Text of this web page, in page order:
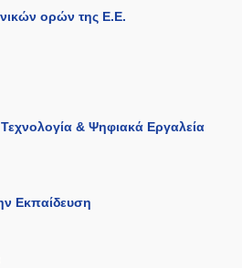
ορών της Ε.Ε.
& Ψηφιακά Εργαλεία
Εκπαίδευση